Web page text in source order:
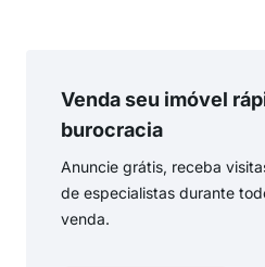
Venda seu imóvel
burocracia
Anuncie grátis, receba
de especialistas durante
venda.